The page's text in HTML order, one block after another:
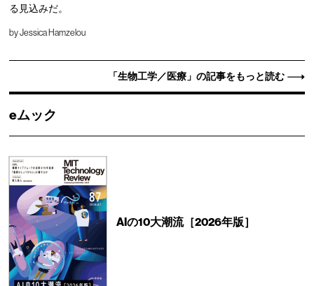
る見込みだ。
byJessica Hamzelou
「生物工学／医療」の記事をもっと読む
eムック
AIの10大潮流［2026年版］